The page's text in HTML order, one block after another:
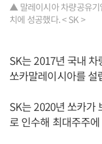
▲ 말레이시아 차량공유기
치에 성공했다. < SK >
SK는 2017년 국내
쏘카말레이시아를 설
SK는 2020년 쏘카가
로 인수해 최대주주